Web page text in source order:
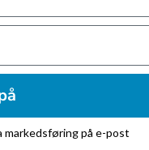
markedsføring på e-post